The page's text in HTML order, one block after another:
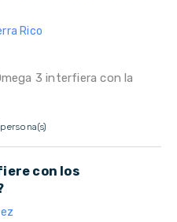
Rico
3 interfiera con la
con los